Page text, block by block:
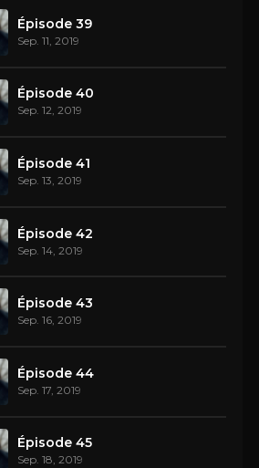
Épisode 39
Sep. 11, 2019
Épisode 40
Sep. 12, 2019
Épisode 41
Sep. 13, 2019
Épisode 42
Sep. 14, 2019
Épisode 43
Sep. 16, 2019
Épisode 44
Sep. 17, 2019
Épisode 45
Sep. 18, 2019